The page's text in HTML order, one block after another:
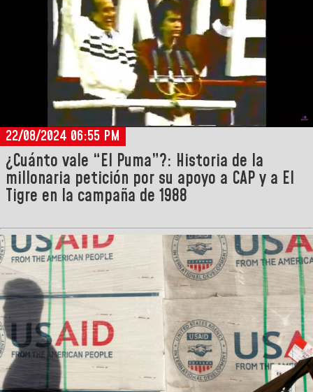
22/08/2024 06:55 PM
¿Cuánto vale “El Puma”?: Historia de la
millonaria petición por su apoyo a CAP y a El
Tigre en la campaña de 1988